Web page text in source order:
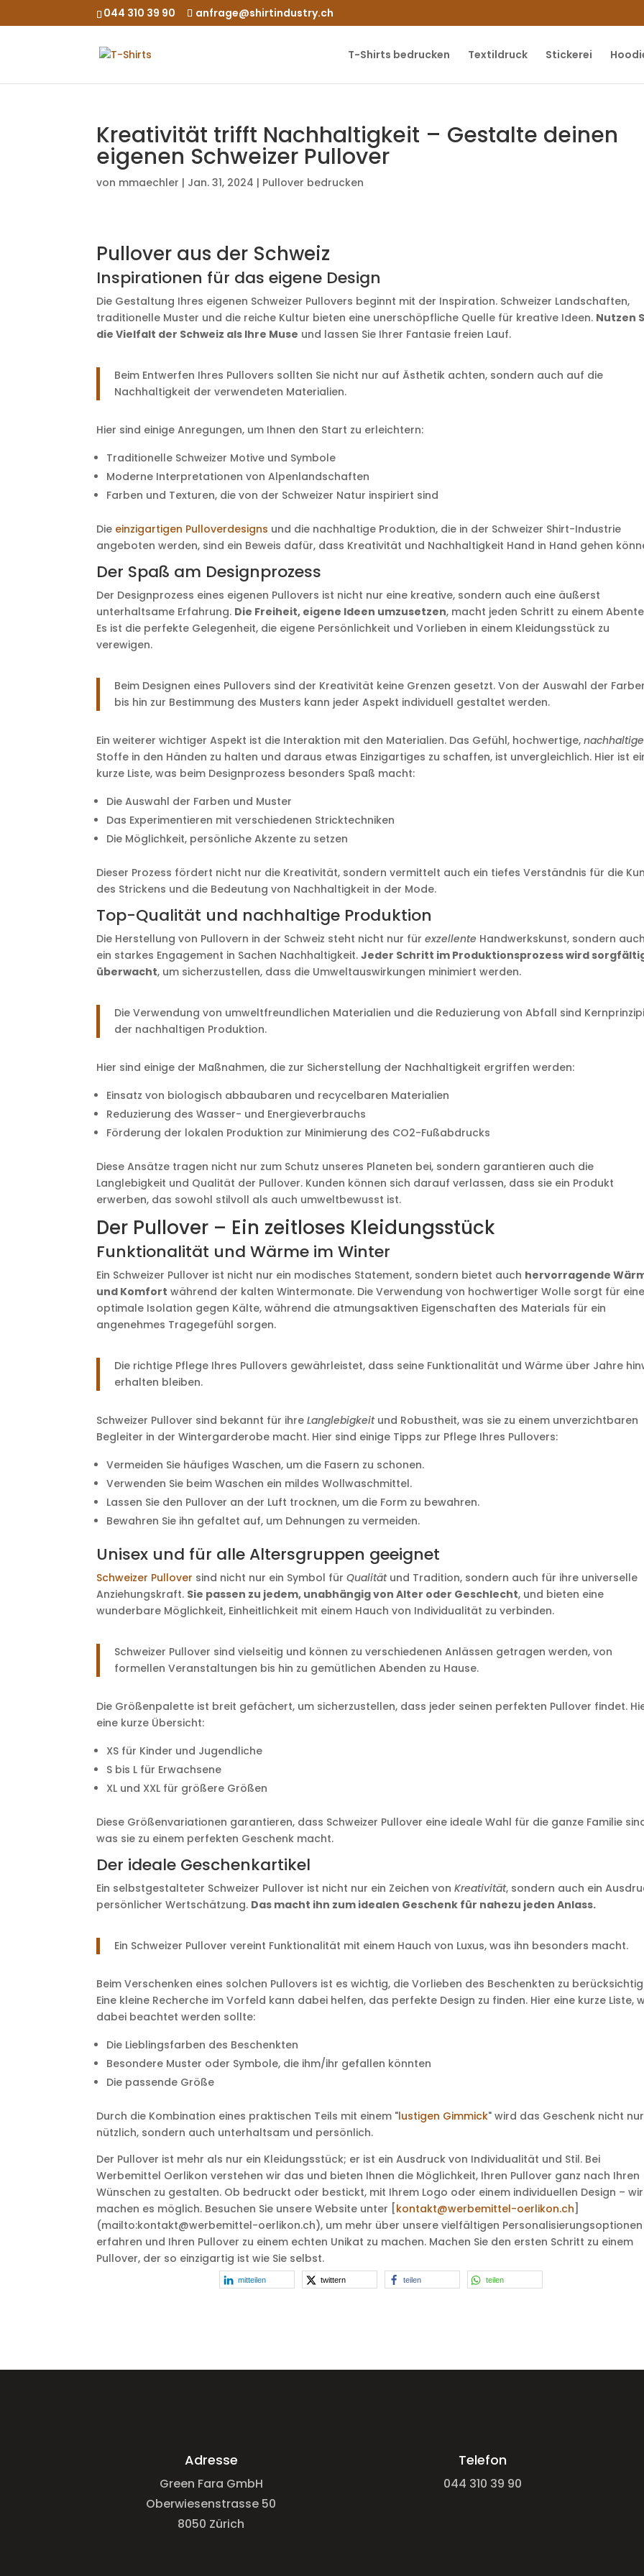
044 310 39 90 anfrage@shirtindustry.ch
T-Shirts bedrucken Textildruck Stickerei
Kreativität trifft Nachhaltigkeit – Gestalte deinen
eigenen Schweizer Pullover
von mmaechler | Jan. 31, 2024 | Pullover bedrucken
Pullover aus der Schweiz
Inspirationen für das eigene Design
Die Gestaltung Ihres eigenen Schweizer Pullovers beginnt mit der Inspiration. Schweizer Landschaften,
traditionelle Muster und die reiche Kultur bieten eine unerschöpfliche Quelle für kreative Ideen. Nutzen
die Vielfalt der Schweiz als Ihre Muse und lassen Sie Ihrer Fantasie freien Lauf.
Beim Entwerfen Ihres Pullovers sollten Sie nicht nur auf Ästhetik achten, sondern auch auf die
Nachhaltigkeit der verwendeten Materialien.
Hier sind einige Anregungen, um Ihnen den Start zu erleichtern:
Traditionelle Schweizer Motive und Symbole
Moderne Interpretationen von Alpenlandschaften
Farben und Texturen, die von der Schweizer Natur inspiriert sind
Die einzigartigen Pulloverdesigns und die nachhaltige Produktion, die in der Schweizer Shirt-Industrie
angeboten werden, sind ein Beweis dafür, dass Kreativität und Nachhaltigkeit Hand in Hand gehen
Der Spaß am Designprozess
Der Designprozess eines eigenen Pullovers ist nicht nur eine kreative, sondern auch eine äußerst
unterhaltsame Erfahrung. Die Freiheit, eigene Ideen umzusetzen, macht jeden Schritt zu einem
Es ist die perfekte Gelegenheit, die eigene Persönlichkeit und Vorlieben in einem Kleidungsstück zu
verewigen.
Beim Designen eines Pullovers sind der Kreativität keine Grenzen gesetzt. Von der Auswahl der
bis hin zur Bestimmung des Musters kann jeder Aspekt individuell gestaltet werden.
Ein weiterer wichtiger Aspekt ist die Interaktion mit den Materialien. Das Gefühl, hochwertige,nachhaltige
Stoffe in den Händen zu halten und daraus etwas Einzigartiges zu schaffen, ist unvergleichlich. Hier ist
kurze Liste, was beim Designprozess besonders Spaß macht:
Die Auswahl der Farben und Muster
Das Experimentieren mit verschiedenen Stricktechniken
Die Möglichkeit, persönliche Akzente zu setzen
Dieser Prozess fördert nicht nur die Kreativität, sondern vermittelt auch ein tiefes Verständnis für die
des Strickens und die Bedeutung von Nachhaltigkeit in der Mode.
Top-Qualität und nachhaltige Produktion
Die Herstellung von Pullovern in der Schweiz steht nicht nur fürexzellente Handwerkskunst, sondern
ein starkes Engagement in Sachen Nachhaltigkeit.Jeder Schritt im Produktionsprozess wird
überwacht, um sicherzustellen, dass die Umweltauswirkungen minimiert werden.
Die Verwendung von umweltfreundlichen Materialien und die Reduzierung von Abfall sind
der nachhaltigen Produktion.
Hier sind einige der Maßnahmen, die zur Sicherstellung der Nachhaltigkeit ergriffen werden:
Einsatz von biologisch abbaubaren und recycelbaren Materialien
Reduzierung des Wasser- und Energieverbrauchs
Förderung der lokalen Produktion zur Minimierung des CO2-Fußabdrucks
Diese Ansätze tragen nicht nur zum Schutz unseres Planeten bei, sondern garantieren auch die
Langlebigkeit und Qualität der Pullover. Kunden können sich darauf verlassen, dass sie ein Produkt
erwerben, das sowohl stilvoll als auch umweltbewusst ist.
Der Pullover – Ein zeitloses Kleidungsstück
Funktionalität und Wärme im Winter
Ein Schweizer Pullover ist nicht nur ein modisches Statement, sondern bietet auch hervorragende
und Komfort während der kalten Wintermonate. Die Verwendung von hochwertiger Wolle sorgt für eine
optimale Isolation gegen Kälte, während die atmungsaktiven Eigenschaften des Materials für ein
angenehmes Tragegefühl sorgen.
Die richtige Pflege Ihres Pullovers gewährleistet, dass seine Funktionalität und Wärme über Jahre
erhalten bleiben.
Schweizer Pullover sind bekannt für ihreLanglebigkeitund Robustheit, was sie zu einem unverzichtbaren
Begleiter in der Wintergarderobe macht. Hier sind einige Tipps zur Pflege Ihres Pullovers:
Vermeiden Sie häufiges Waschen, um die Fasern zu schonen.
Verwenden Sie beim Waschen ein mildes Wollwaschmittel.
Lassen Sie den Pullover an der Luft trocknen, um die Form zu bewahren.
Bewahren Sie ihn gefaltet auf, um Dehnungen zu vermeiden.
Unisex und für alle Altersgruppen geeignet
Schweizer Pullover sind nicht nur ein Symbol fürQualitätund Tradition, sondern auch für ihre universelle
Anziehungskraft. Sie passen zu jedem, unabhängig von Alter oder Geschlecht, und bieten eine
wunderbare Möglichkeit, Einheitlichkeit mit einem Hauch von Individualität zu verbinden.
Schweizer Pullover sind vielseitig und können zu verschiedenen Anlässen getragen werden, von
formellen Veranstaltungen bis hin zu gemütlichen Abenden zu Hause.
Die Größenpalette ist breit gefächert, um sicherzustellen, dass jeder seinen perfekten Pullover findet.
eine kurze Übersicht:
XS für Kinder und Jugendliche
S bis L für Erwachsene
XL und XXL für größere Größen
Diese Größenvariationen garantieren, dass Schweizer Pullover eine ideale Wahl für die ganze Familie
was sie zu einem perfekten Geschenk macht.
Der ideale Geschenkartikel
Ein selbstgestalteter Schweizer Pullover ist nicht nur ein Zeichen vonKreativität, sondern auch ein
persönlicher Wertschätzung. Das macht ihn zum idealen Geschenk für nahezu jeden Anlass.
Ein Schweizer Pullover vereint Funktionalität mit einem Hauch von Luxus, was ihn besonders macht.
Beim Verschenken eines solchen Pullovers ist es wichtig, die Vorlieben des Beschenkten zu
Eine kleine Recherche im Vorfeld kann dabei helfen, das perfekte Design zu finden. Hier eine kurze Liste,
dabei beachtet werden sollte:
Die Lieblingsfarben des Beschenkten
Besondere Muster oder Symbole, die ihm/ihr gefallen könnten
Die passende Größe
Durch die Kombination eines praktischen Teils mit einem "lustigen Gimmick" wird das Geschenk nicht nur
nützlich, sondern auch unterhaltsam und persönlich.
Der Pullover ist mehr als nur ein Kleidungsstück; er ist ein Ausdruck von Individualität und Stil. Bei
Werbemittel Oerlikon verstehen wir das und bieten Ihnen die Möglichkeit, Ihren Pullover ganz nach Ihren
Wünschen zu gestalten. Ob bedruckt oder bestickt, mit Ihrem Logo oder einem individuellen Design – wir
machen es möglich. Besuchen Sie unsere Website unter [ kontakt@werbemittel-oerlikon.ch
(mailto:kontakt@werbemittel-oerlikon.ch), um mehr über unsere vielfältigen Personalisierungsoptionen
erfahren und Ihren Pullover zu einem echten Unikat zu machen. Machen Sie den ersten Schritt zu einem
Pullover, der so einzigartig ist wie Sie selbst.
mitteilen twittern teilen teilen
Adresse
Green Fara GmbH
Oberwiesenstrasse 50
8050 Zürich
Telefon
044 310 39 90